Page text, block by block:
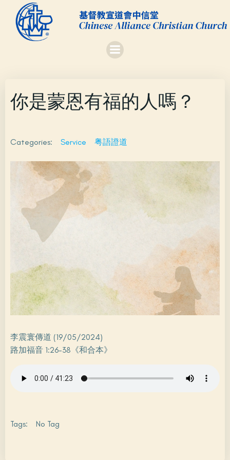
to
content
你是蒙恩有福的人嗎？
Categories: Service 粤語證道
李震寰傳道 (19/05/2024)
路加福音 1:26-38《和合本》
Tags: No Tag